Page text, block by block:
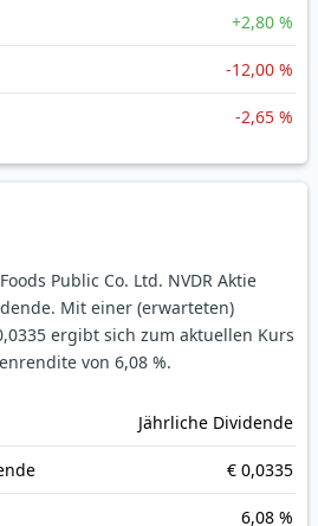
+2,80 %
-12,00 %
-2,65 %
Public Co. Ltd. NVDR Aktie
Mit einer (erwarteten)
ergibt sich zum aktuellen Kurs
von 6,08 %.
Jährliche Dividende
€ 0,0335
6,08 %